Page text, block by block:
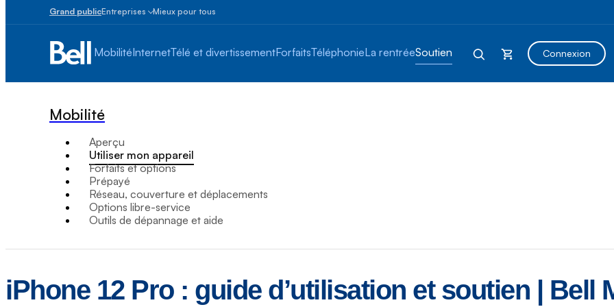
Grand publicEntreprises
entreprises
100
Moyennes
grandes
Plus
de
100
employés
Mieux pour tous
MobilitéInternetTélé et divertissementForfaitsTéléphonieLa rentréeSoutien Connexion
Mobilité
Aperçu
Utiliser mon appareil
Forfaits et options
Prépayé
Réseau, couverture et déplacements
Options libre-service
Outils de dépannage et aide
iPhone 12 Pro : guide d’utilisation et soutien | Bell